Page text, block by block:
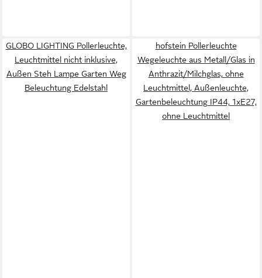
GLOBO LIGHTING Pollerleuchte,
Leuchtmittel nicht inklusive,
Außen Steh Lampe Garten Weg
Beleuchtung Edelstahl
hofstein Pollerleuchte
Wegeleuchte aus Metall/Glas in
Anthrazit/Milchglas, ohne
Leuchtmittel, Außenleuchte,
Gartenbeleuchtung IP44, 1xE27,
ohne Leuchtmittel